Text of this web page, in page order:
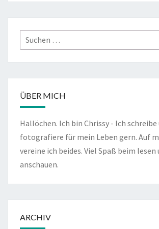
Suchen
nach:
ÜBER MICH
Hallöchen. Ich bin Chrissy - Ich schreibe
fotografiere für mein Leben gern. Auf
vereine ich beides. Viel Spaß beim lesen
anschauen.
ARCHIV